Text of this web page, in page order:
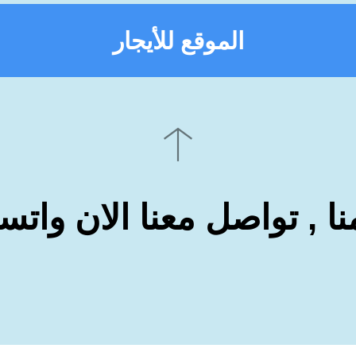
الموقع للأيجار
, تواصل معنا الان